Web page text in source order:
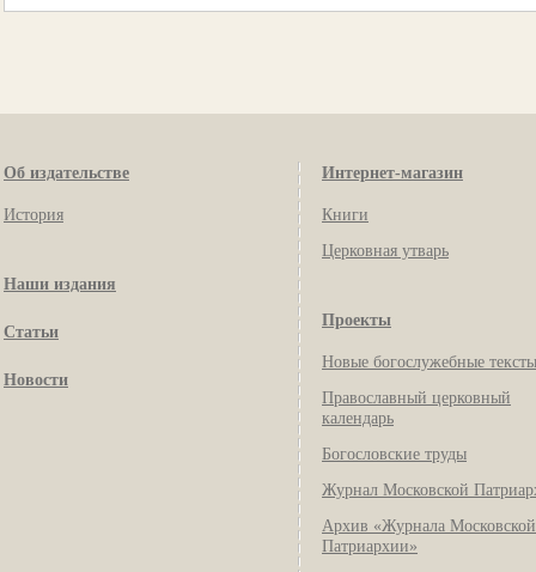
Об издательстве
История
Наши издания
Статьи
Новости
Интернет-магазин
Книги
Церковная утварь
Проекты
Новые богослужебные тексты
Православный церковный
календарь
Богословские труды
Журнал Московской
Архив «Журнала Московской
Патриархии»